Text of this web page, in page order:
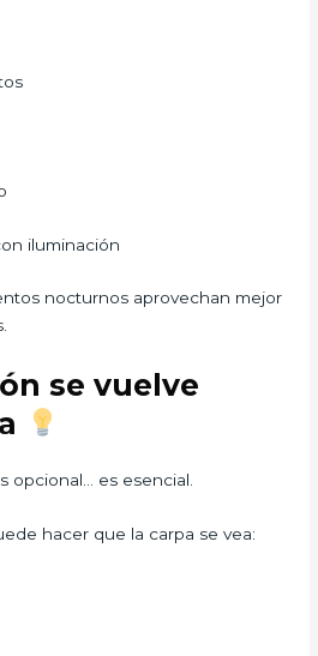
iluminación
nocturnos aprovechan mejor
se vuelve
opcional… es esencial.
hacer que la carpa se vea: